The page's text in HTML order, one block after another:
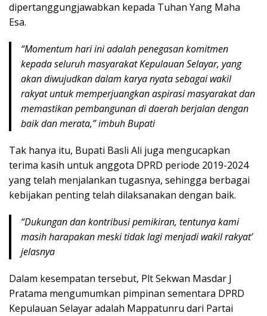
dipertanggungjawabkan kepada Tuhan Yang Maha
Esa.
“Momentum hari ini adalah penegasan komitmen
kepada seluruh masyarakat Kepulauan Selayar, yang
akan diwujudkan dalam karya nyata sebagai wakil
rakyat untuk memperjuangkan aspirasi masyarakat dan
memastikan pembangunan di daerah berjalan dengan
baik dan merata,” imbuh Bupati
Tak hanya itu, Bupati Basli Ali juga mengucapkan
terima kasih untuk anggota DPRD periode 2019-2024
yang telah menjalankan tugasnya, sehingga berbagai
kebijakan penting telah dilaksanakan dengan baik.
“Dukungan dan kontribusi pemikiran, tentunya kami
masih harapakan meski tidak lagi menjadi wakil rakyat’
jelasnya
Dalam kesempatan tersebut, Plt Sekwan Masdar J
Pratama mengumumkan pimpinan sementara DPRD
Kepulauan Selayar adalah Mappatunru dari Partai